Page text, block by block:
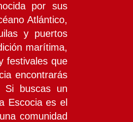
por sus
Atlántico,
y puertos
marítima,
festivales que
encontrarás
Si buscas un
Escocia es el
comunidad